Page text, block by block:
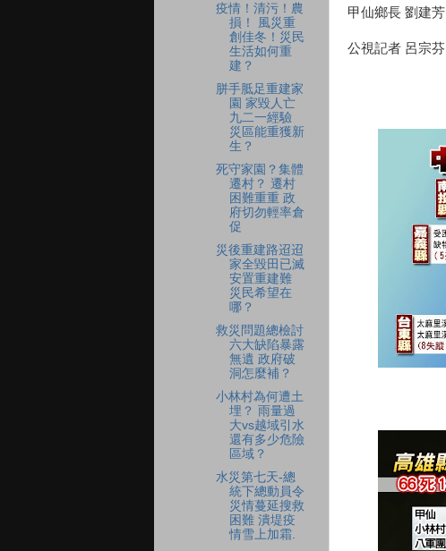
甲仙鄉長 劉建芳
公視記者 呂宗芬
疫情！清污！農
損！ 風災重
創佳冬！災民
生活如何重
建？
胼手胝足重建家
園 家毀人亡
九二一經驗
災區能重獲新
生？
死守家園？集體
遷村？ 遷村
困難重重 政
府切勿輕率倉
促
災後重建路迢迢
家全毀田已滅
安置重建難
災民希望在
哪？
救災問題總檢討
六大缺陷暴露
無遺 政府破
洞怎麼補？
小林村為何遭土
埋？ 雨量過
大vs越域引水
還有多少危險
區域？
水災第七天-總
統下總動員令
災情蔓延搜救
困難 潰堤疫
情雪上加霜.